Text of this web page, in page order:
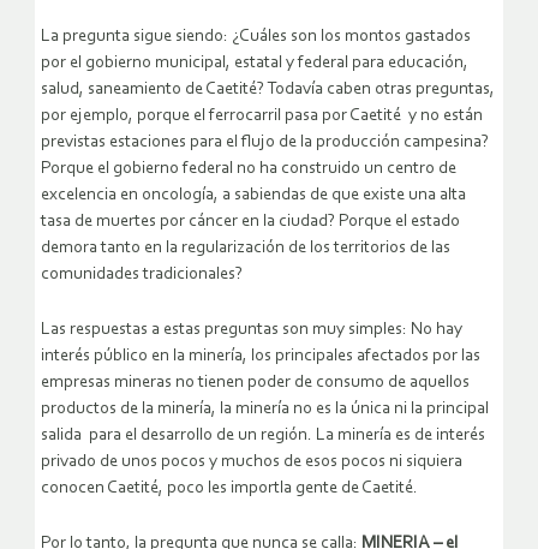
La pregunta sigue siendo: ¿Cuáles son los montos gastados
por el gobierno municipal, estatal y federal para educación,
salud, saneamiento de Caetité? Todavía caben otras preguntas,
por ejemplo, porque el ferrocarril pasa por Caetité y no están
previstas estaciones para el flujo de la producción campesina?
Porque el gobierno federal no ha construido un centro de
excelencia en oncología, a sabiendas de que existe una alta
tasa de muertes por cáncer en la ciudad? Porque el estado
demora tanto en la regularización de los territorios de las
comunidades tradicionales?
Las respuestas a estas preguntas son muy simples: No hay
interés público en la minería, los principales afectados por las
empresas mineras no tienen poder de consumo de aquellos
productos de la minería, la minería no es la única ni la principal
salida para el desarrollo de un región. La minería es de interés
privado de unos pocos y muchos de esos pocos ni siquiera
conocen Caetité, poco les importla gente de Caetité.
Por lo tanto, la pregunta que nunca se calla: MINERIA – el